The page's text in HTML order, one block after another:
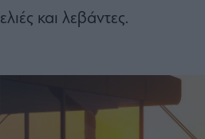
ελιές και λεβάντες.